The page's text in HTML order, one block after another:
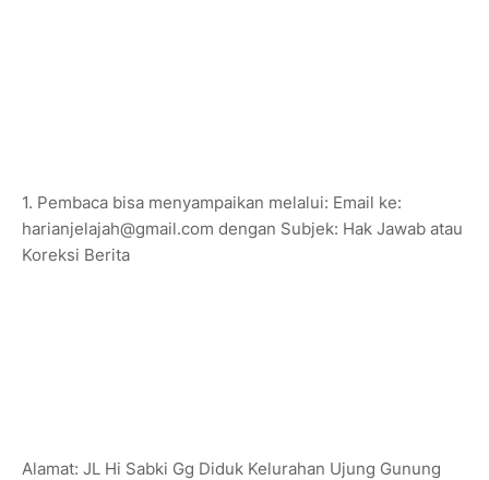
1. Pembaca bisa menyampaikan melalui: Email ke:
harianjelajah@gmail.com dengan Subjek: Hak Jawab atau
Koreksi Berita
Alamat: JL Hi Sabki Gg Diduk Kelurahan Ujung Gunung